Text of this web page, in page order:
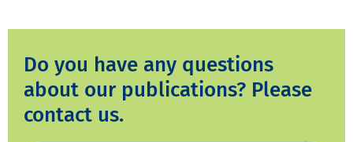
Do you have any questions
about our publications? Please
contact us.